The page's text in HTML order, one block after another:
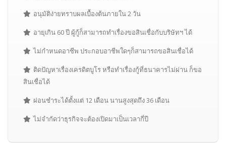
อนุมัติง่ายทราบผลเบื้องต้นภายใน 2 วัน
อายุเกิน 60 ปี ผู้กู้ก็สามารถทำเรื่องขอสินเชื่อกับบริษัทฯ ได้
ไม่กำหนดอาชีพ ประกอบอาชีพใดๆก็สามารถขอสินเชื่อได้
ติดปัญหาเรื่องเครดิตบูโร หรือทำเรื่องกู้ที่ธนาคารไม่ผ่าน ก็ขอ
สินเชื่อได้
ผ่อนชำระได้ตั้งแต่ 12 เดือน นานสูงสุดถึง 36 เดือน
ไม่จำกัดว่าธุรกิจจะต้องเปิดมาเป็นเวลากี่ปี